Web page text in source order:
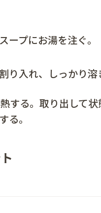
ープにお湯を注ぐ。
り入れ、しっかり溶
する。取り出して
る。